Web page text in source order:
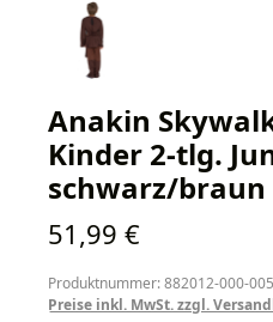
Anakin
Kinder 2-tlg.
schwarz/braun
Regulärer Preis:
51,99 €
Produktnummer: 882012-000-005
Preise inkl. MwSt. zzgl.